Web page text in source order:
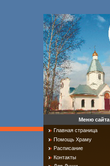
Меню сайта
Главная страница
Помощь Храму
Расписание
Контакты